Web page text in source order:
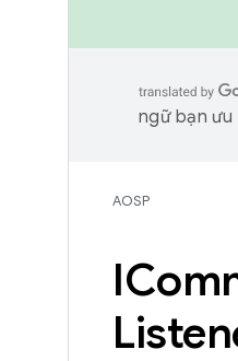
ngữ bạn ưu
AOSP